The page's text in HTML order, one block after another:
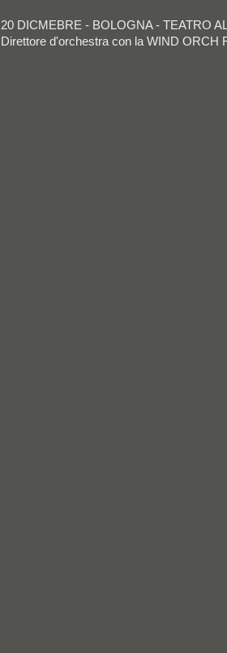
20 DICMEBRE - BOLOGNA - TEATRO
Direttore d'orchestra con la WIND ORCH